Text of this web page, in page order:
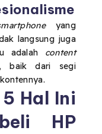
yang
langsung juga
adalah content
baik dari segi
Hal Ini
HP